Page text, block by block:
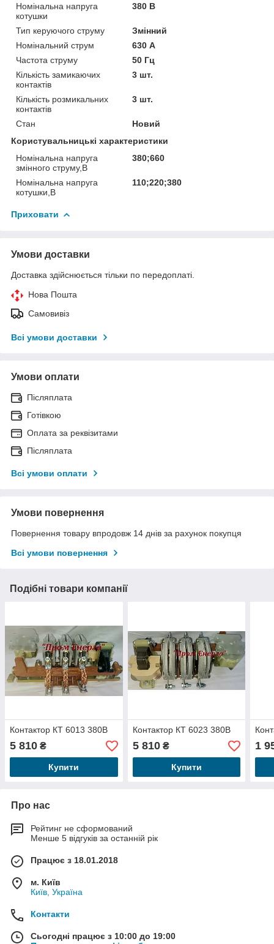
Номінальна напруга
котушки
380 В
Тип керуючого струму
Змінний
Номінальний струм
630 А
Частота струму
50 Гц
Кількість замикаючих
контактів
3 шт.
Кількість розмикальних
контактів
3 шт.
Стан
Новий
Користувальницькі характеристики
Номінальна напруга
змінного струму,В
380;660
Номінальна напруга
котушки,В
110;220;380
Приховати
Умови доставки
Доставка здійснюється тільки по передоплаті.
Нова Пошта
Самовивіз
Всі умови доставки
Умови оплати
Післяплата
Готівкою
Оплата за реквізитами
Післяплата
Всі умови оплати
Умови повернення
Повернення товару впродовж 14 днів за рахунок покупця
Всі умови повернення
Подібні товари компанії
Контактор КТ 6013 380В
5 810 ₴
Купити
Контактор КТ 6023 380В
5 810₴
Купити
1
Про нас
Рейтинг не сформований
Менше 5 відгуків за останній рік
Працює з 18.01.2018
м. Київ
Київ, Україна
Контакти
Сьогодні працює з 10:00 до 19:00